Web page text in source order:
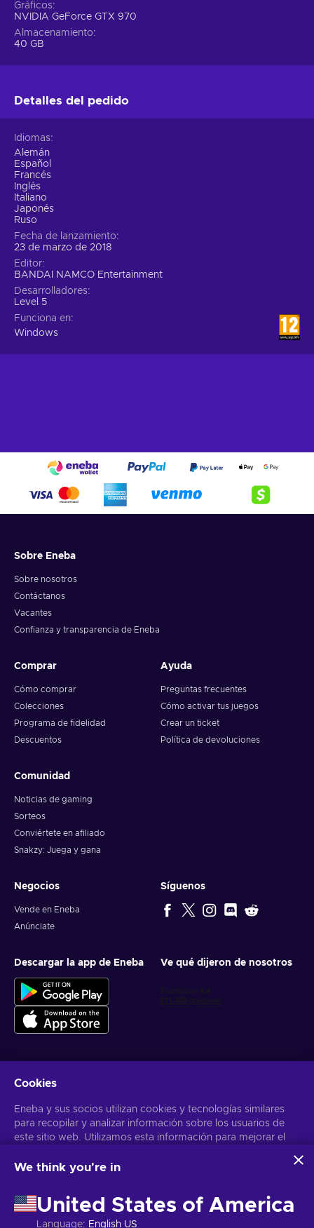
Gráficos
NVIDIA GeForce GTX 970
Almacenamiento
40 GB
Detalles del pedido
Idiomas
Alemán
Español
Francés
Inglés
Italiano
Japonés
Ruso
Fecha de lanzamiento
23 de marzo de 2018
Editor
BANDAI NAMCO Entertainment
Desarrolladores
Level 5
Funciona en
Windows
Sobre Eneba
Sobre nosotros
Contáctanos
Vacantes
Confianza y transparencia de Eneba
Comprar
Cómo comprar
Colecciones
Programa de fidelidad
Descuentos
Ayuda
Preguntas frecuentes
Cómo activar tus juegos
Crear un ticket
Política de devoluciones
Comunidad
Noticias de gaming
Sorteos
Conviértete en afiliado
Snakzy: Juega y gana
Negocios
Vende en Eneba
Anúnciate
Síguenos
Descargar la app de Eneba Ve qué dijeron de nosotros
Obtén ofertas personalizadas de videojuegos
Suscribirse
Puedes darte de baja en cualquier momento. Visita el apartadoAviso
Cookies
Eneba y sus socios utilizan cookies y tecnologías similares
para recopilar y analizar información sobre los usuarios de
este sitio web. Utilizamos esta información para mejorar el
personales también pueden emplearse para personalizar los
Al hacer clic en «Aceptar todo», das tu consentimiento para
que Eneba y sus socios utilicen estas tecnologías. Puedes
ajustar tu consentimiento haciendo clic en «Personalizar»
We think you're in
United States of America
Language: English US